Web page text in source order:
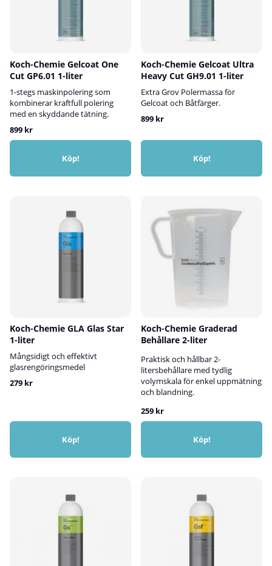
Koch-Chemie Gelcoat One
Cut GP6.01 1-liter
1-stegs maskinpolering som
kombinerar kraftfull polering
med en skyddande tätning.
899 kr
Köp!
Koch-Chemie Gelcoat Ultra
Heavy Cut GH9.01 1-liter
Extra Grov Polermassa för
Gelcoat och Båtfärger.
899 kr
Köp!
Koch-Chemie GLA Glas Star
1-liter
Mångsidigt och effektivt
glasrengöringsmedel
279 kr
Köp!
Koch-Chemie Graderad
Behållare 2-liter
Praktisk och hållbar 2-
litersbehållare med tydlig
volymskala för enkel uppmätning
och blandning.
259 kr
Köp!